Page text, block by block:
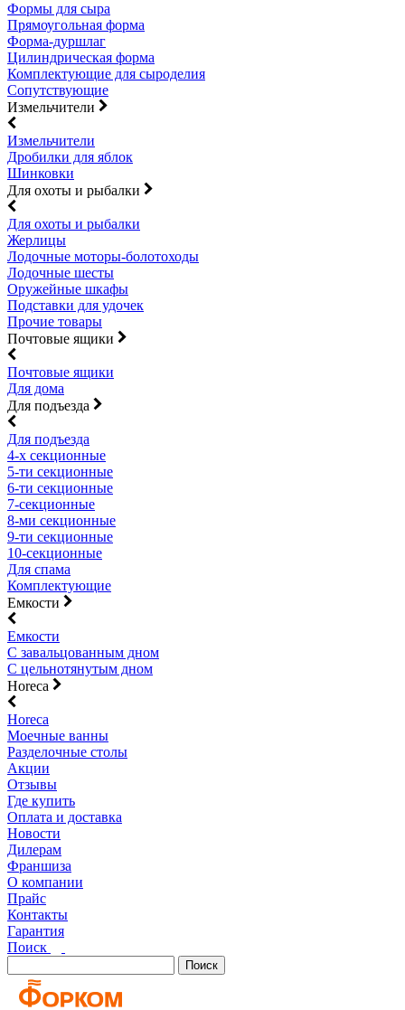
Формы для сыра
Прямоугольная форма
Форма-дуршлаг
Цилиндрическая форма
Комплектующие для сыроделия
Сопутствующие
Измельчители
Измельчители
Дробилки для яблок
Шинковки
Для охоты и рыбалки
Для охоты и рыбалки
Жерлицы
Лодочные моторы-болотоходы
Лодочные шесты
Оружейные шкафы
Подставки для удочек
Прочие товары
Почтовые ящики
Почтовые ящики
Для дома
Для подъезда
Для подъезда
4-х секционные
5-ти секционные
6-ти секционные
7-секционные
8-ми секционные
9-ти секционные
10-секционные
Для спама
Комплектующие
Емкости
Емкости
С завальцованным дном
С цельнотянутым дном
Horeca
Horeca
Моечные ванны
Разделочные столы
Акции
Отзывы
Где купить
Оплата и доставка
Новости
Дилерам
Франшиза
О компании
Прайс
Контакты
Гарантия
Поиск
Поиск